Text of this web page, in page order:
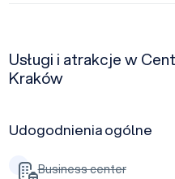
Usługi i atrakcje w
Kraków
Udogodnienia ogólne
Business center